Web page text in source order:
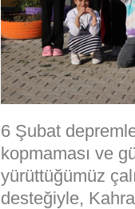
6 Şubat
kopmaması ve
yürüttüğümüz
desteğiyle,